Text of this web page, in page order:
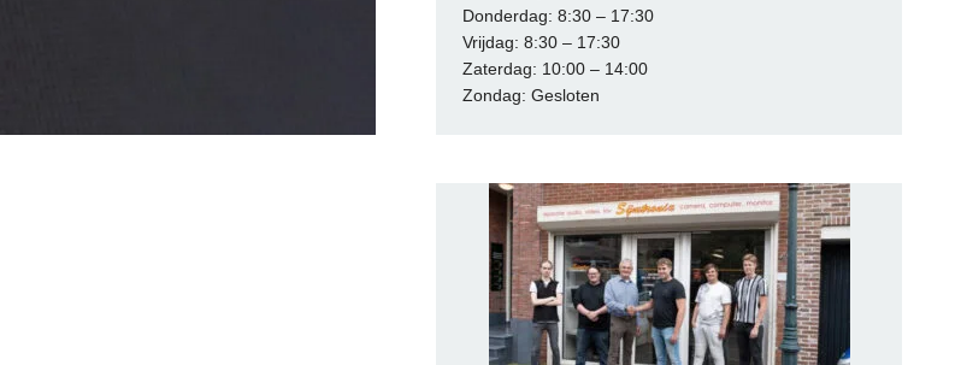
Donderdag: 8:30 – 17:30
Vrijdag: 8:30 – 17:30
Zaterdag: 10:00 – 14:00
Zondag: Gesloten